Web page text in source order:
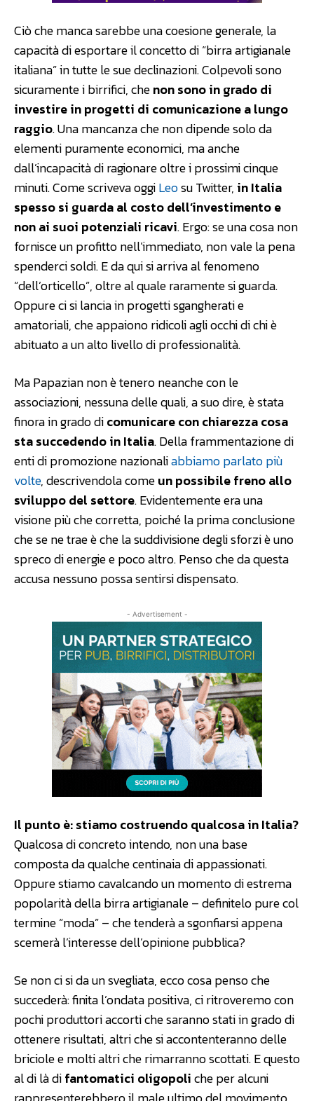
Ciò che manca sarebbe una coesione generale, la
capacità di esportare il concetto di “birra artigianale
italiana” in tutte le sue declinazioni. Colpevoli sono
sicuramente i birrifici, chenon sono in grado di
investire in progetti di comunicazione a lungo
raggio. Una mancanza che non dipende solo da
elementi puramente economici, ma anche
dall’incapacità di ragionare oltre i prossimi cinque
minuti. Come scriveva oggiLeosu Twitter, in Italia
spesso si guarda al costo dell’investimento e
non ai suoi potenziali ricavi. Ergo: se una cosa non
fornisce un profitto nell’immediato, non vale la pena
spenderci soldi. E da qui si arriva al fenomeno
“dell’orticello”, oltre al quale raramente si guarda.
Oppure ci si lancia in progetti sgangherati e
amatoriali, che appaiono ridicoli agli occhi di chi è
abituato a un alto livello di professionalità.
Ma Papazian non è tenero neanche con le
associazioni, nessuna delle quali, a suo dire, è stata
finora in grado dicomunicare con chiarezza cosa
sta succedendo in Italia. Della frammentazione di
enti di promozione nazionaliabbiamo parlato più
volte, descrivendola comeun possibile freno allo
sviluppo del settore. Evidentemente era una
visione più che corretta, poiché la prima conclusione
che se ne trae è che la suddivisione degli sforzi è uno
spreco di energie e poco altro. Penso che da questa
accusa nessuno possa sentirsi dispensato.
- Advertisement -
Il punto è: stiamo costruendo qualcosa in Italia?
Qualcosa di concreto intendo, non una base
composta da qualche centinaia di appassionati.
Oppure stiamo cavalcando un momento di estrema
popolarità della birra artigianale – definitelo pure col
termine “moda” – che tenderà a sgonfiarsi appena
scemerà l’interesse dell’opinione pubblica?
Se non ci si da un svegliata, ecco cosa penso che
succederà: finita l’ondata positiva, ci ritroveremo con
pochi produttori accorti che saranno stati in grado di
ottenere risultati, altri che si accontenteranno delle
briciole e molti altri che rimarranno scottati. E questo
al di là difantomatici oligopoliche per alcuni